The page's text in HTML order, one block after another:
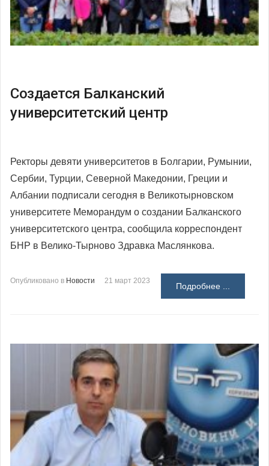
Создается Балканский
университетский центр
Ректоры девяти университетов в Болгарии, Румынии,
Сербии, Турции, Северной Македонии, Греции и
Албании подписали сегодня в Великотырновском
университете Меморандум о создании Балканского
университетского центра, сообщила корреспондент
БНР в Велико-Тырново Здравка Маслянкова.
Опубликовано в Новости 21 март 2023
Подробнее ...